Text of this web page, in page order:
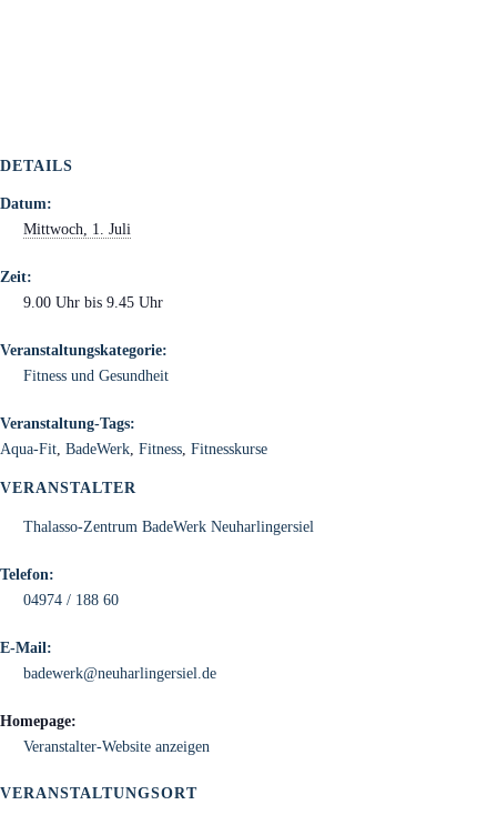
DETAILS
Datum:
Mittwoch, 1. Juli
Zeit:
9.00 Uhr bis 9.45 Uhr
Veranstaltungskategorie:
Fitness und Gesundheit
Veranstaltung-Tags:
Aqua-Fit BadeWerk Fitness Fitnesskurse
VERANSTALTER
Thalasso-Zentrum BadeWerk Neuharlingersiel
Telefon:
04974 / 188 60
E-Mail:
badewerk@neuharlingersiel.de
Homepage:
Veranstalter-Website anzeigen
VERANSTALTUNGSORT